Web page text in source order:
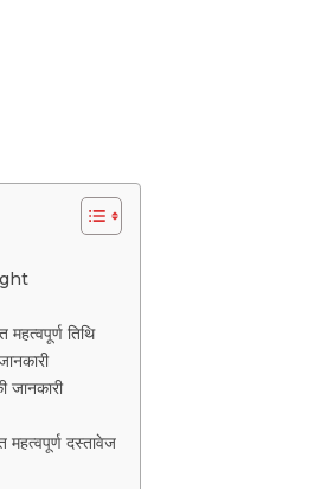
तिथि
दस्तावेज